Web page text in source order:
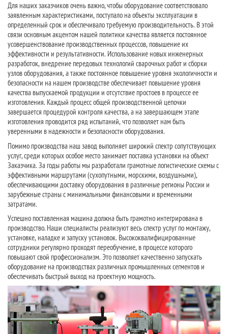
Для наших заказчиков очень важно, чтобы оборудование соответствовало
заявленным характеристиками, поступало на объекты эксплуатации в
определенный срок и обеспечивало требуемую производительность. В этой
связи основным акцентом нашей политики качества является постоянное
усовершенствование производственных процессов, повышение их
эффективности и результативности. Использование новых инженерных
разработок, внедрение передовых технологий сварочных работ и сборки
узлов оборудования, а также постоянное повышение уровня экологичности и
безопасности на нашем производстве обеспечивает повышение уровня
качества выпускаемой продукции и отсутствие простоев в процессе ее
изготовления. Каждый процесс общей производственной цепочки
завершается процедурой контроля качества, а на завершающем этапе
изготовления проводится ряд испытаний, что позволяет нам быть
уверенными в надежности и безопасности оборудования.
Помимо производства наш завод выполняет широкий спектр сопутствующих
услуг, среди которых особое место занимает поставка установки на объект
Заказчика. За годы работы мы разработали грамотные логистические схемы с
эффективными маршрутами (сухопутными, морскими, воздушными),
обеспечивающими доставку оборудования в различные регионы России и
зарубежные страны с минимальными финансовыми и временными
затратами.
Успешно поставленная машина должна быть грамотно интегрирована в
производство. Наши специалисты реализуют весь спектр услуг по монтажу,
установке, наладке и запуску установок. Высококвалифицированные
сотрудники регулярно проходят переобучение, в процессе которого
повышают свой профессионализм. Это позволяет качественно запускать
оборудование на производствах различных промышленных сегментов и
обеспечивать быстрый выход на проектную мощность.